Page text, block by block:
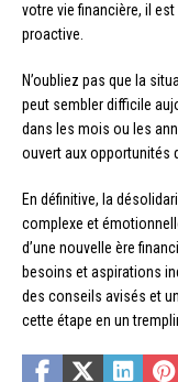
votre vie financière, il est
proactive.
N’oubliez pas que la
peut sembler difficile
dans les mois ou les
ouvert aux opportunités
En définitive, la
complexe et
d’une nouvelle ère
besoins et aspirations
des conseils avisés et
cette étape en un